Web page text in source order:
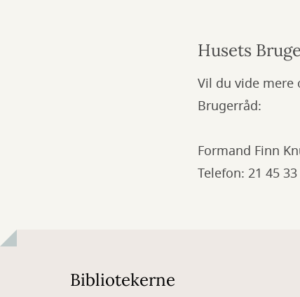
Husets
Vil du vide
Brugerråd:
Formand Finn
Telefon: 21 45
Bibliotekerne